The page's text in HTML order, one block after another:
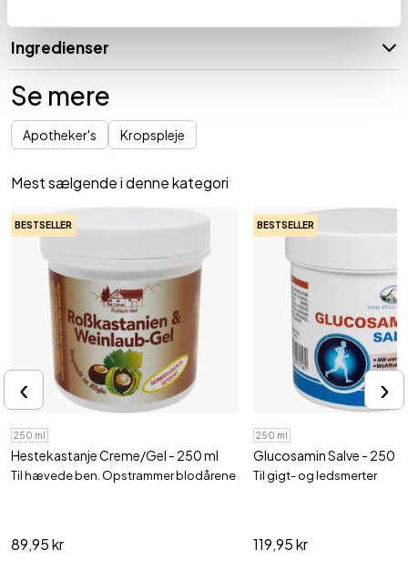
Ingredienser
Se mere
Apotheker's Kropspleje
Mest sælgende i denne kategori
BESTSELLER
250 ml
Hestekastanje Creme/Gel - 250 ml
Til hævede ben. Opstrammer blodårene
89,95 kr
BESTSELLER
250 ml
Glucosamin Salve - 250
Til gigt- og ledsmerter
119,95 kr
‹ ›